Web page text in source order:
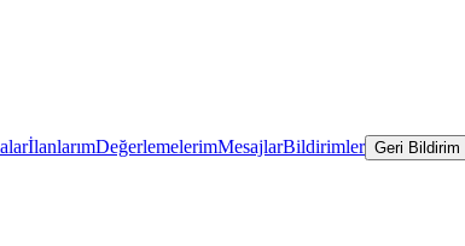
İlanlarımDeğerlemelerimMesajlarBildirimler Geri Bildirim